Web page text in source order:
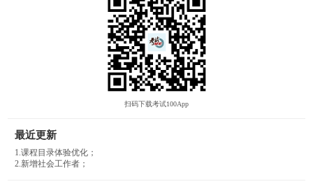
扫码下载考试100App
最近更新
1.课程目录体验优化；
2.新增社会工作者；